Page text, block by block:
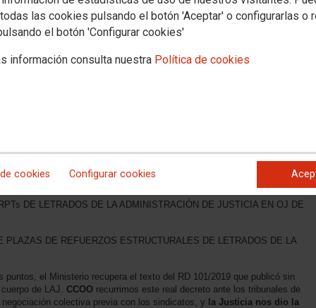
las cookies pulsando el botón 'Aceptar' o configurarlas o
el botón 'Configurar cookies'
información consulta nuestra Política de cookies
cookies Configurar cookies
DE LAS SUSTITUCIONES Y EL COMPLEMENTO DE
CUERPO DE LAJ ¡¡BASTA YA DE CLASISMO Y DISCRIMINACIÓN!!
DEL COMPLEMENTO GENERAL DE PUESTO, LA ASIGNACIÓN
Y LAS RETRIBUCIONES POR SUSTITUCIONES QUE IMPLIQUEN EL
Propuesta del Ministerio de Justicia
DE LETRADOS DE LA ADMINISTRACIÓN DE JUSTICIA EN OJ DE
PLAZAS DE REFUERZOS ESTRUCTURALES DE LETRADOS DE LA
puntos, el Ministerio recupera el texto del RD 101/2019 que publicó sin
de LAJ. CCOO recurrimos este real decreto ante los tribunales de
colectiva previa con los sindicatos, y la Justicia nos dio la